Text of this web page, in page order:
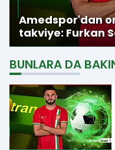
Amedspor'dan
takviye: Furkan
imzalandı
BUNLARA DA